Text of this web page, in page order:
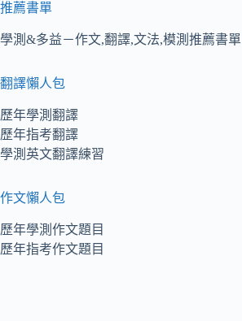
推薦書單
學測&多益－作文,翻譯,文法,模測推薦書單
翻譯懶人包
歷年學測翻譯
歷年指考翻譯
學測英文翻譯練習
作文懶人包
歷年學測作文題目
歷年指考作文題目